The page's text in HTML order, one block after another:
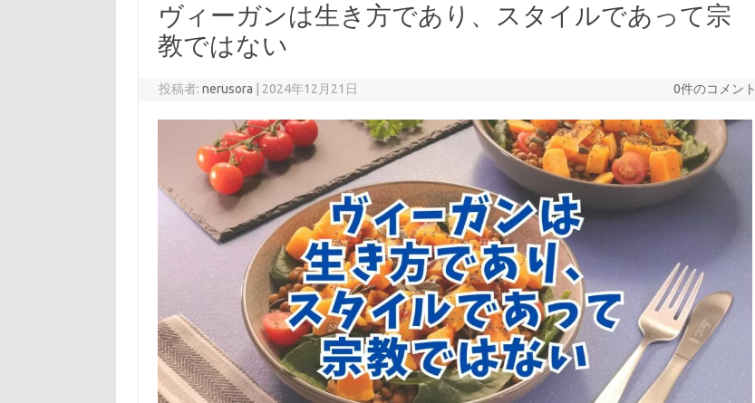
ヴィーガンは生き方であり、スタイルであって宗
教ではない
投稿者:nerusora 2024年12月21日 0件のコメント